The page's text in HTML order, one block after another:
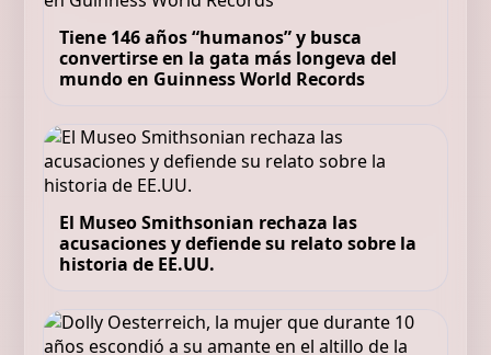
Tiene 146 años “humanos” y busca
convertirse en la gata más longeva del
mundo en Guinness World Records
El Museo Smithsonian rechaza las
acusaciones y defiende su relato sobre la
historia de EE.UU.